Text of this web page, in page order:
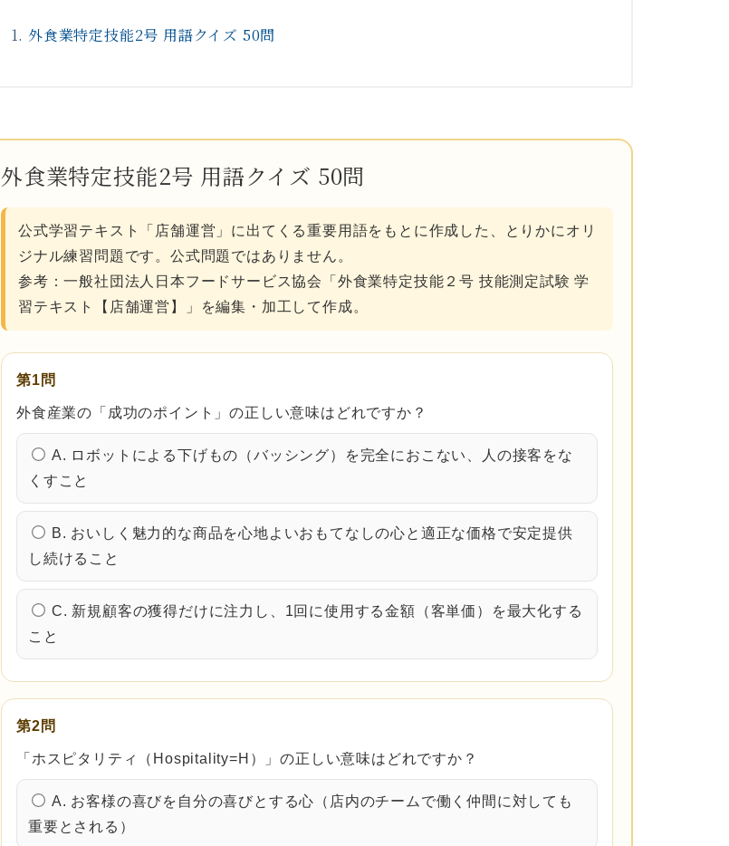
外食業特定技能2号 用語クイズ 50問
外食業特定技能2号 用語クイズ 50問
公式学習テキスト「店舗運営」に出てくる重要用語をもとに作成した、とりかにオリ
ジナル練習問題です。公式問題ではありません。
参考：一般社団法人日本フードサービス協会「外食業特定技能２号 技能測定試験 学
習テキスト【店舗運営】」を編集・加工して作成。
第1問
外食産業の「成功のポイント」の正しい意味はどれですか？
A. ロボットによる下げもの（バッシング）を完全におこない、人の接客をな
くすこと
B. おいしく魅力的な商品を心地よいおもてなしの心と適正な価格で安定提供
し続けること
C. 新規顧客の獲得だけに注力し、1回に使用する金額（客単価）を最大化する
こと
第2問
「ホスピタリティ（Hospitality=H）」の正しい意味はどれですか？
A. お客様の喜びを自分の喜びとする心（店内のチームで働く仲間に対しても
重要とされる）